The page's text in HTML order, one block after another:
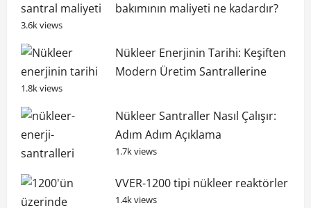
bakımının maliyeti ne kadardır?
3.6k views
Nükleer Enerjinin Tarihi: Keşiften
Modern Üretim Santrallerine
1.8k views
Nükleer Santraller Nasıl Çalışır:
Adım Adım Açıklama
1.7k views
VVER-1200 tipi nükleer reaktörler
1.4k views